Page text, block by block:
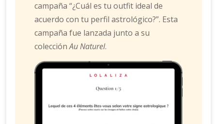
campaña “¿Cuál es tu outfit ideal de
acuerdo con tu perfil astrológico?”. Esta
campaña fue lanzada junto a su
colecciónAu Naturel.